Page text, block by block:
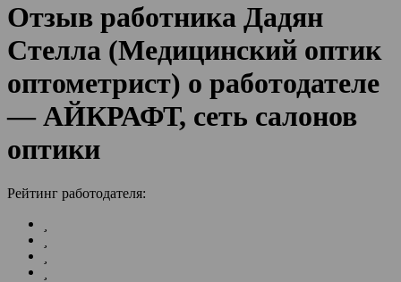
Отзыв работника Дадян
Стелла (Медицинский оптик
оптометрист) о работодателе
— АЙКРАФТ, сеть салонов
оптики
Рейтинг работодателя: